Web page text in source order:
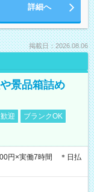
詳細へ
掲載日：2026.08.06
景品箱詰め
迎
ブランクOK
円×実働7時間 ＊日払